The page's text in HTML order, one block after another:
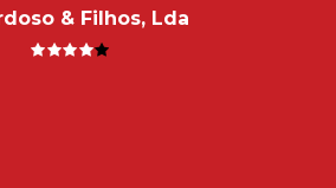
& Filhos, Lda